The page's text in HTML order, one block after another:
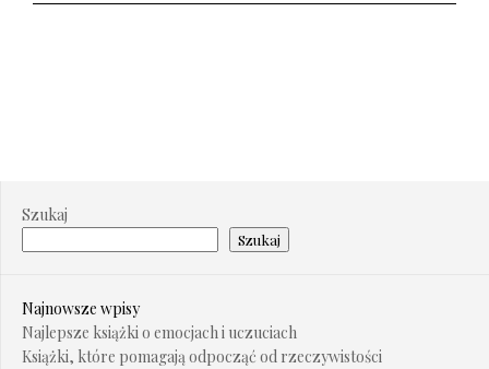
Szukaj
Szukaj
Najnowsze wpisy
Najlepsze książki o emocjach i uczuciach
Książki, które pomagają odpocząć od rzeczywistości